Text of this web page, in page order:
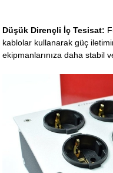
Düşük Dirençli İç Tesisat:
kablolar kullanarak güç
ekipmanlarınıza daha stabil